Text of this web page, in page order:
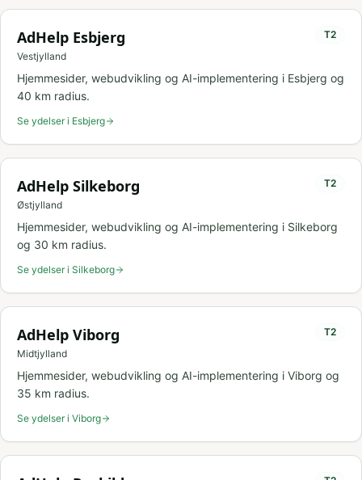
AdHelp Esbjerg
Vestjylland
T2
Hjemmesider, webudvikling og AI-implementering i Esbjerg og
40 km radius.
Se ydelser i Esbjerg
AdHelp Silkeborg
Østjylland
T2
Hjemmesider, webudvikling og AI-implementering i Silkeborg
og 30 km radius.
Se ydelser i Silkeborg
AdHelp Viborg
Midtjylland
T2
Hjemmesider, webudvikling og AI-implementering i Viborg og
35 km radius.
Se ydelser i Viborg